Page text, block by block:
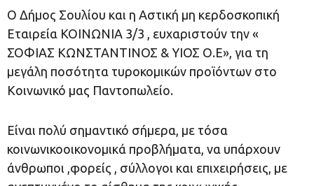
Ο Δήµος Σουλίου και η Αστική µη κερδοσκοπική
Εταιρεία ΚΟΙΝΩΝΙΑ 3/3 , ευχαριστούν την «
ΣΟΦΙΑΣ ΚΩΝΣΤΑΝΤΙΝΟΣ & ΥΙΟΣ Ο.Ε», για τη
μεγάλη ποσότητα τυροκομικών προϊόντων στο
Κοινωνικό μας Παντοπωλείο.
Είναι πολύ σημαντικό σήμερα, με τόσα
κοινωνικοοικονομικά προβλήματα, να υπάρχουν
άνθρωποι ,φορείς , σύλλογοι και επιχειρήσεις, με